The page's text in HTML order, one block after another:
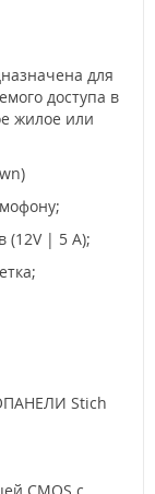
для
доступа в
жилое или
(12V | 5 A);
Stich